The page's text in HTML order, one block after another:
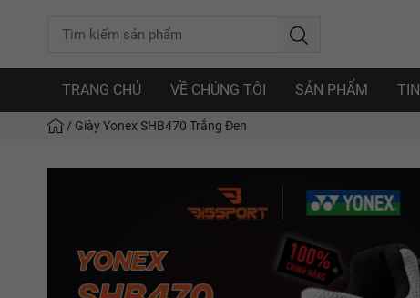
TRANG CHỦ VỀ CHÚNG TÔI SẢN PHẨM
/ Giày Yonex SHB470 Trắng Đen